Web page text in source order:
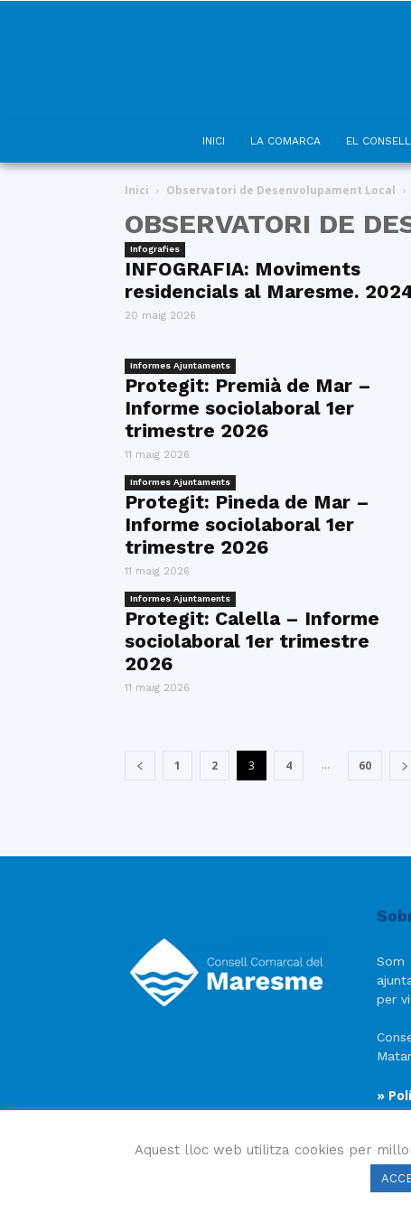
INICI LA COMARCA EL CONSELL
Inici Observatori de Desenvolupament Local
OBSERVATORI DE
Infografies
INFOGRAFIA: Moviments
residencials al Maresme.
20 maig 2026
Informes Ajuntaments
Protegit: Premià de Mar –
Informe sociolaboral 1er
trimestre 2026
11 maig 2026
Informes Ajuntaments
Protegit: Pineda de Mar –
Informe sociolaboral 1er
trimestre 2026
11 maig 2026
Informes Ajuntaments
Protegit: Calella – Informe
sociolaboral 1er trimestre
2026
11 maig 2026
1 2 3 4 ... 60
per
»
Aquest lloc web utilitza cookies per